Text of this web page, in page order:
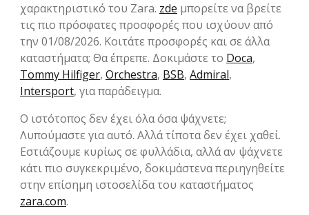
χαρακτηριστικό του Zara. zde μπορείτε να βρείτε
τις πιο πρόσφατες προσφορές που ισχύουν από
την 01/08/2026. Κοιτάτε προσφορές και σε άλλα
καταστήματα; Θα έπρεπε. Δοκιμάστε το Doca,
Tommy Hilfiger, Orchestra, BSB, Admiral,
Intersport, για παράδειγμα.
Ο ιστότοπος δεν έχει όλα όσα ψάχνετε;
Λυπούμαστε για αυτό. Αλλά τίποτα δεν έχει χαθεί.
Εστιάζουμε κυρίως σε φυλλάδια, αλλά αν ψάχνετε
κάτι πιο συγκεκριμένο, δοκιμάστενα περιηγηθείτε
στην επίσημη ιστοσελίδα του καταστήματος
zara.com.